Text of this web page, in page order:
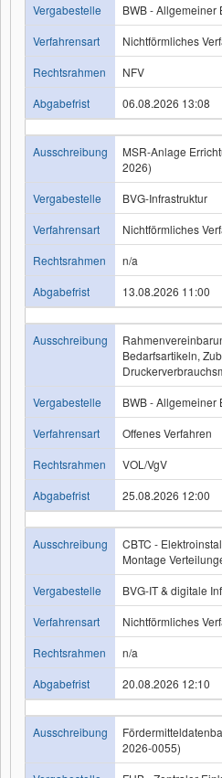
Vergabestelle
BWB - Allgemeiner
Verfahrensart
Nichtförmliches
Rechtsrahmen
NFV
Abgabefrist
06.08.2026 13:08
Ausschreibung
MSR-Anlage
2026)
Vergabestelle
BVG-Infrastruktur
Verfahrensart
Nichtförmliches
Rechtsrahmen
n/a
Abgabefrist
13.08.2026 11:00
Ausschreibung
Bedarfsartikeln,
Vergabestelle
BWB - Allgemeiner
Verfahrensart
Offenes Verfahren
Rechtsrahmen
VOL/VgV
Abgabefrist
25.08.2026 12:00
Ausschreibung
CBTC -
Montage
Vergabestelle
BVG-IT & digitale
Verfahrensart
Nichtförmliches
Rechtsrahmen
n/a
Abgabefrist
20.08.2026 12:10
Ausschreibung
2026-0055)